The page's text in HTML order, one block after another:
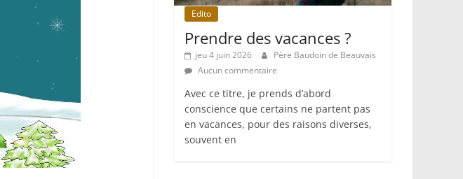
Edito
Prendre des vacances ?
jeu 4 juin 2026
Père Baudoin de Beauvais
Aucun commentaire
Avec ce titre, je prends d’abord
conscience que certains ne partent pas
en vacances, pour des raisons diverses,
souvent en